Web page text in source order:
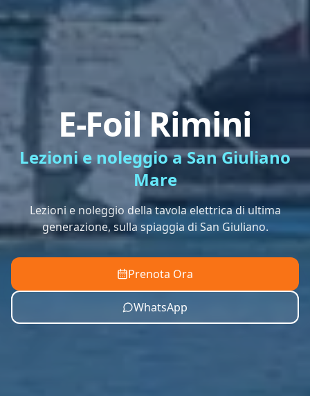
E-Foil Rimini
Lezioni e noleggio a San Giuliano
Mare
Lezioni e noleggio della tavola elettrica di ultima
generazione, sulla spiaggia di San Giuliano.
Prenota Ora
WhatsApp